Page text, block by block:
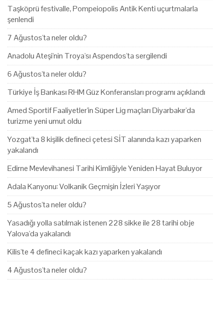
Taşköprü festivalle, Pompeiopolis Antik Kenti uçurtmalarla
şenlendi
7 Ağustos'ta neler oldu?
Anadolu Ateşi'nin Troya'sı Aspendos'ta sergilendi
6 Ağustos'ta neler oldu?
Türkiye İş Bankası RHM Güz Konferansları programı açıklandı
Amed Sportif Faaliyetler'in Süper Lig maçları Diyarbakır'da
turizme yeni umut oldu
Yozgat'ta 8 kişilik defineci çetesi SİT alanında kazı yaparken
yakalandı
Edirne Mevlevihanesi Tarihi Kimliğiyle Yeniden Hayat Buluyor
Adala Kanyonu: Volkanik Geçmişin İzleri Yaşıyor
5 Ağustos'ta neler oldu?
Yasadığı yolla satılmak istenen 228 sikke ile 28 tarihi obje
Yalova'da yakalandı
Kilis'te 4 defineci kaçak kazı yaparken yakalandı
4 Ağustos'ta neler oldu?